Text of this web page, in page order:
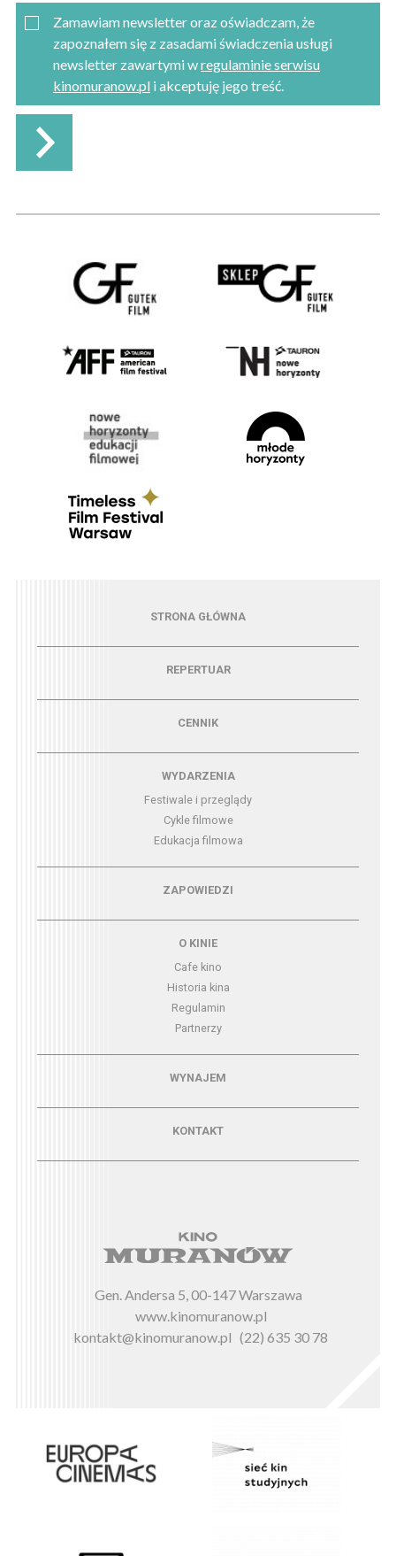
Zamawiam newsletter oraz oświadczam, że
zapoznałem się z zasadami świadczenia usługi
newsletter zawartymi wregulaminie serwisu
kinomuranow.pl i akceptuję jego treść.
Menu - strona główna
STRONA GŁÓWNA
Menu - repertuarREPERTUAR
CENNIK
Menu - wydarzeniaWYDARZENIA
Festiwale i przeglądy
Cykle filmowe
Edukacja filmowa
Menu - zapowiedziZAPOWIEDZI
O KINIE
Cafe kino
Historia kina
Regulamin
Partnerzy
Menu - wynajemWYNAJEM
KONTAKT
Gen. Andersa 5, 00-147 Warszawa
www.kinomuranow.pl
kontakt@kinomuranow.pl (22) 635 30 78